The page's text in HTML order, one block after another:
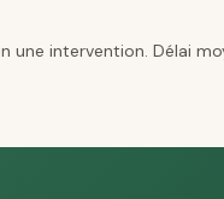
une intervention. Délai